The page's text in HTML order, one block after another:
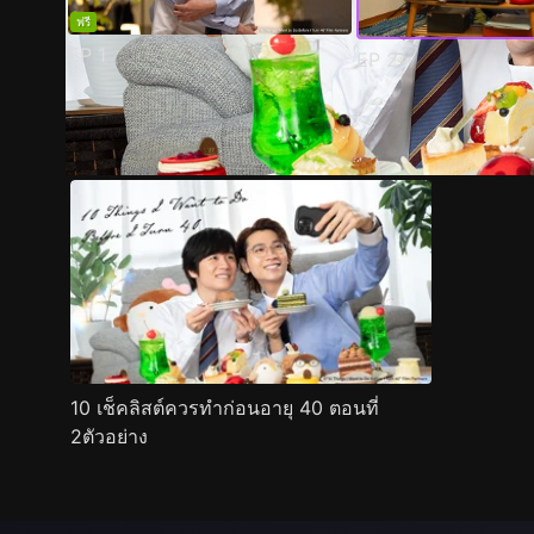
ฟรี
EP EP 2
ตัวอย่าง ภาพนิ่ง เนื้อหาที่แนะนำ รายละเอียด
10 เช็คลิสต์ควรทำก่อนอายุ 40 ตอนที่
2ตัวอย่าง